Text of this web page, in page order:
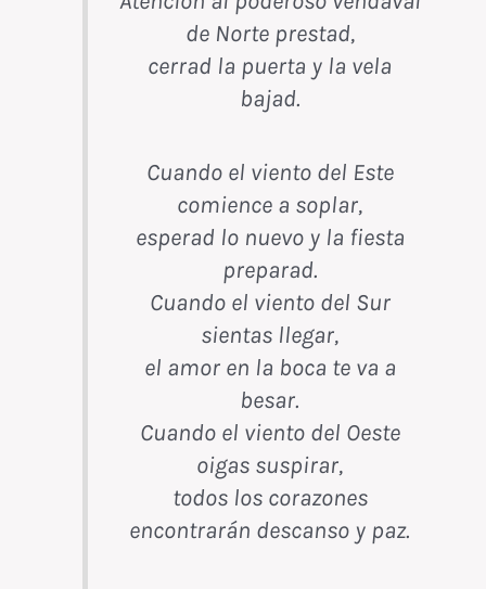
de Norte prestad,
cerrad la puerta y la vela
bajad.
Cuando el viento del Este
comience a soplar,
esperad lo nuevo y la fiesta
preparad.
Cuando el viento del Sur
sientas llegar,
el amor en la boca te va a
besar.
Cuando el viento del Oeste
oigas suspirar,
todos los corazones
encontrarán descanso y paz.